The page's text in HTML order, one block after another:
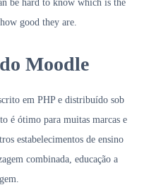
be hard to know which is the
good they are.
Moodle
em PHP e distribuído sob
é ótimo para muitas marcas e
estabelecimentos de ensino
combinada, educação a